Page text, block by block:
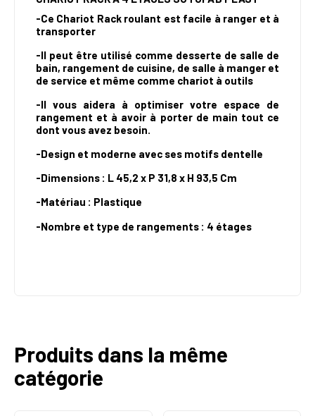
-Ce Chariot Rack roulant est facile à ranger et à
transporter
-Il peut être utilisé comme desserte de salle de
bain, rangement de cuisine, de salle à manger et
de service et même comme chariot à outils
-Il vous aidera à optimiser votre espace de
rangement et à avoir à porter de main tout ce
dont vous avez besoin.
-Design et moderne avec ses motifs dentelle
-Dimensions : L 45,2 x P 31,8 x H 93,5 Cm
-Matériau : Plastique
-Nombre et type de rangements : 4 étages
Produits dans la même
catégorie